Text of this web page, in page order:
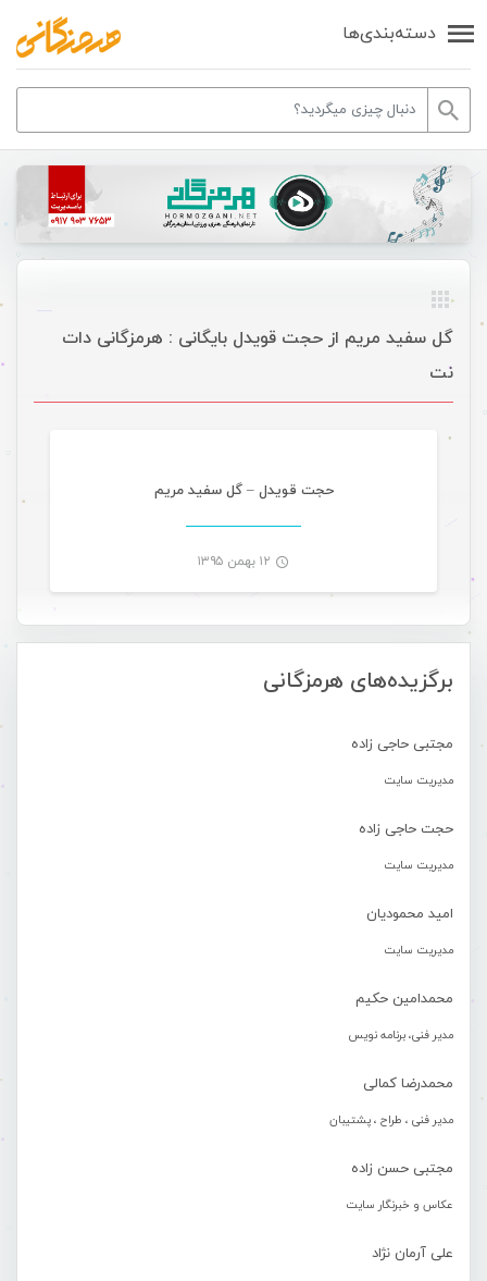
دسته‌بندی‌ها
برگزیده‌های هرمزگانی
مجتبی حاجی زاده
مدیریت سایت
حجت حاجی زاده
مدیریت سایت
امید محمودیان
مدیریت سایت
محمدامین حکیم
مدیر فنی، برنامه نویس
محمدرضا کمالی
مدیر فنی ، طراح ، پشتیبان
مجتبی حسن زاده
عکاس و خبرنگار سایت
علی آرمان نژاد
گل سفید مریم از حجت قویدل بایگانی : هرمزگانی دات
نت
حجت قویدل – گل سفید مریم
۱۲ بهمن ۱۳۹۵